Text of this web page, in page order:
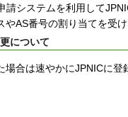
請システムを利用して
AS番号の割り当てを受
について
合は速やかにJPNICに